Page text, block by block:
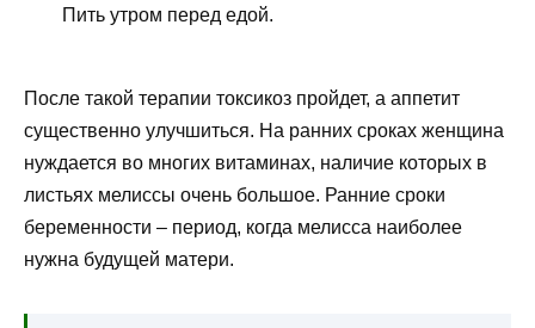
Пить утром перед едой.
После такой терапии токсикоз пройдет, а аппетит
существенно улучшиться. На ранних сроках женщина
нуждается во многих витаминах, наличие которых в
листьях мелиссы очень большое. Ранние сроки
беременности – период, когда мелисса наиболее
нужна будущей матери.